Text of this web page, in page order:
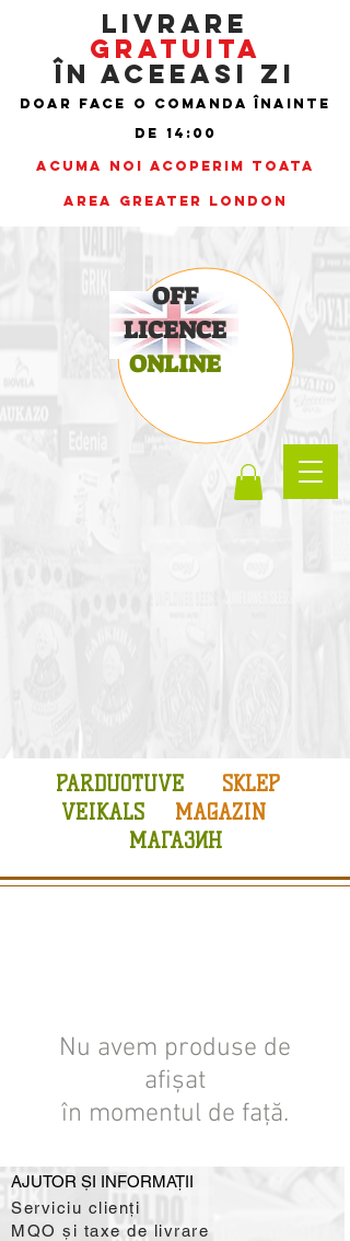
OFF
LICENCE
ONLINE
PARDUOTUVE
SKLEP
VEIKALS
MAGAZIN
МАГАЗИН
LIVRARE
GRATUITA
ÎN ACEEASI ZI
doar face
o comanda înainte
de 14:00
ACUMA NOI ACOPERIM TOATA
AREA Greater London
Nu avem produse de
afișat
în momentul de față.
AJUTOR ȘI INFORMAȚII
Serviciu clienți
MQO și taxe de livrare